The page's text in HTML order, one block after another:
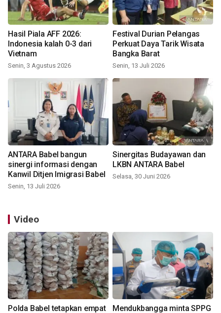
Hasil Piala AFF 2026:
Indonesia kalah 0-3 dari
Vietnam
Senin, 3 Agustus 2026
Festival Durian Pelangas
Perkuat Daya Tarik Wisata
Bangka Barat
Senin, 13 Juli 2026
ANTARA Babel bangun
sinergi informasi dengan
Kanwil Ditjen Imigrasi Babel
Senin, 13 Juli 2026
Sinergitas Budayawan dan
LKBN ANTARA Babel
Selasa, 30 Juni 2026
Video
Polda Babel tetapkan empat
Mendukbangga minta SPPG